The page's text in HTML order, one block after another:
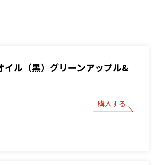
イル（黒）グリーンアップル&
購入する